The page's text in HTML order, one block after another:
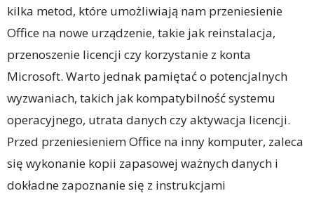
kilka metod, które umożliwiają nam przeniesienie
Office na nowe urządzenie, takie jak reinstalacja,
przenoszenie licencji czy korzystanie z konta
Microsoft. Warto jednak pamiętać o potencjalnych
wyzwaniach, takich jak kompatybilność systemu
operacyjnego, utrata danych czy aktywacja licencji.
Przed przeniesieniem Office na inny komputer, zaleca
się wykonanie kopii zapasowej ważnych danych i
dokładne zapoznanie się z instrukcjami